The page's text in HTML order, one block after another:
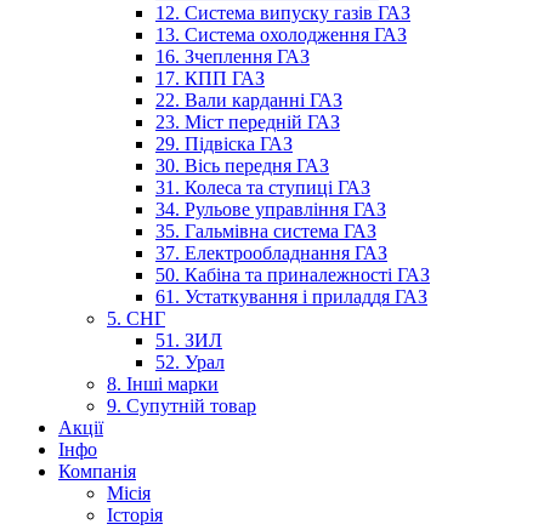
12. Система випуску газів ГАЗ
13. Система охолодження ГАЗ
16. Зчеплення ГАЗ
17. КПП ГАЗ
22. Вали карданні ГАЗ
23. Міст передній ГАЗ
29. Підвіска ГАЗ
30. Вісь передня ГАЗ
31. Колеса та ступиці ГАЗ
34. Рульове управління ГАЗ
35. Гальмівна система ГАЗ
37. Електрообладнання ГАЗ
50. Кабіна та приналежності ГАЗ
61. Устаткування і приладдя ГАЗ
5. СНГ
51. ЗИЛ
52. Урал
8. Інші марки
9. Супутній товар
Акції
Інфо
Компанія
Місія
Історія